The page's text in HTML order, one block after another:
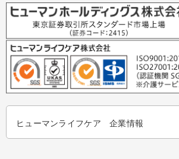
ヒューマンライフケア 企業情報